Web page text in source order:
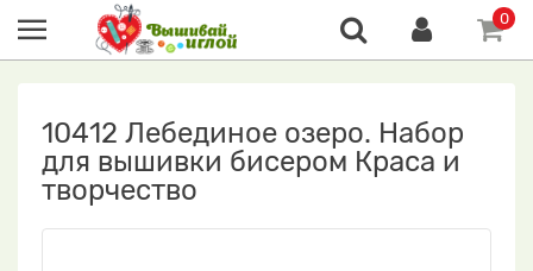
0
10412 Лебединое озеро. Набор
для вышивки бисером Краса и
творчество